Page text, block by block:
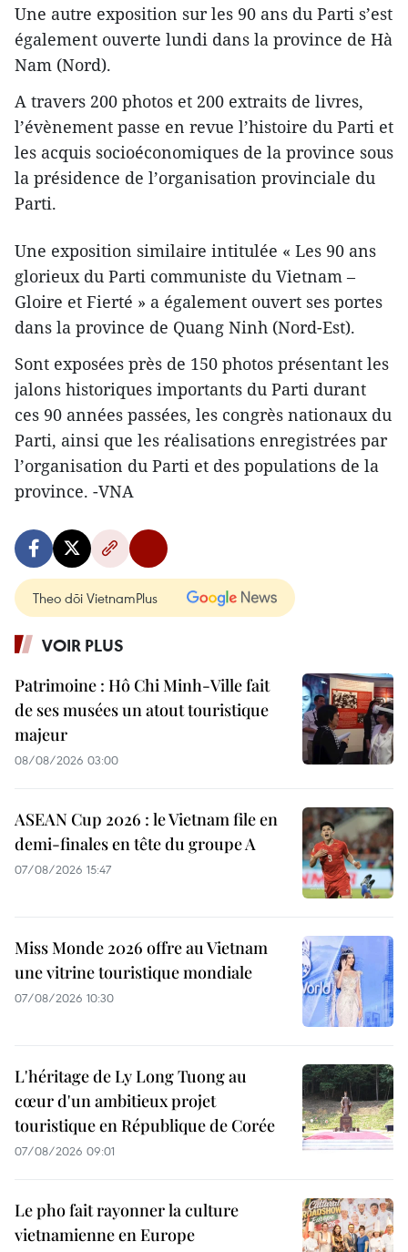
Une autre exposition sur les 90 ans du Parti s’est
également ouverte lundi dans la province de Hà
Nam (Nord).
A travers 200 photos et 200 extraits de livres,
l’évènement passe en revue l’histoire du Parti et
les acquis socioéconomiques de la province sous
la présidence de l’organisation provinciale du
Parti.
Une exposition similaire intitulée « Les 90 ans
glorieux du Parti communiste du Vietnam –
Gloire et Fierté » a également ouvert ses portes
dans la province de Quang Ninh (Nord-Est).
Sont exposées près de 150 photos présentant les
jalons historiques importants du Parti durant
ces 90 années passées, les congrès nationaux du
Parti, ainsi que les réalisations enregistrées par
l’organisation du Parti et des populations de la
province. -VNA
Theo dõi VietnamPlus
VOIR PLUS
Patrimoine : Hô Chi Minh-Ville fait
de ses musées un atout touristique
majeur
08/08/2026 03:00
ASEAN Cup 2026 : le Vietnam file en
demi-finales en tête du groupe A
07/08/2026 15:47
Miss Monde 2026 offre au Vietnam
une vitrine touristique mondiale
07/08/2026 10:30
L'héritage de Ly Long Tuong au
cœur d'un ambitieux projet
touristique en République de Corée
07/08/2026 09:01
Le pho fait rayonner la culture
vietnamienne en Europe